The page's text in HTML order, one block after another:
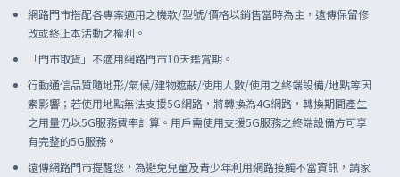
網路門市搭配各專案適用之機款/型號/價格以銷售當時為主，遠傳保留修
改或終止本活動之權利。
「門市取貨」不適用網路門市10天鑑賞期。
行動通信品質隨地形/氣候/建物遮蔽/使用人數/使用之終端設備/地點等因
素影響；若使用地點無法支援5G網路，將轉換為4G網路，轉換期間產生
之用量仍以5G服務費率計算。用戶需使用支援5G服務之終端設備方可享
有完整的5G服務。
遠傳網路門市提醒您，為避免兒童及青少年利用網路接觸不當資訊，請家